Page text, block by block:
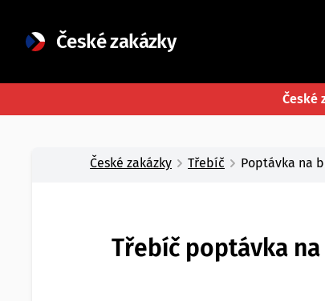
České zakázky
České
České zakázky Třebíč Poptávka na
Třebíč poptávka